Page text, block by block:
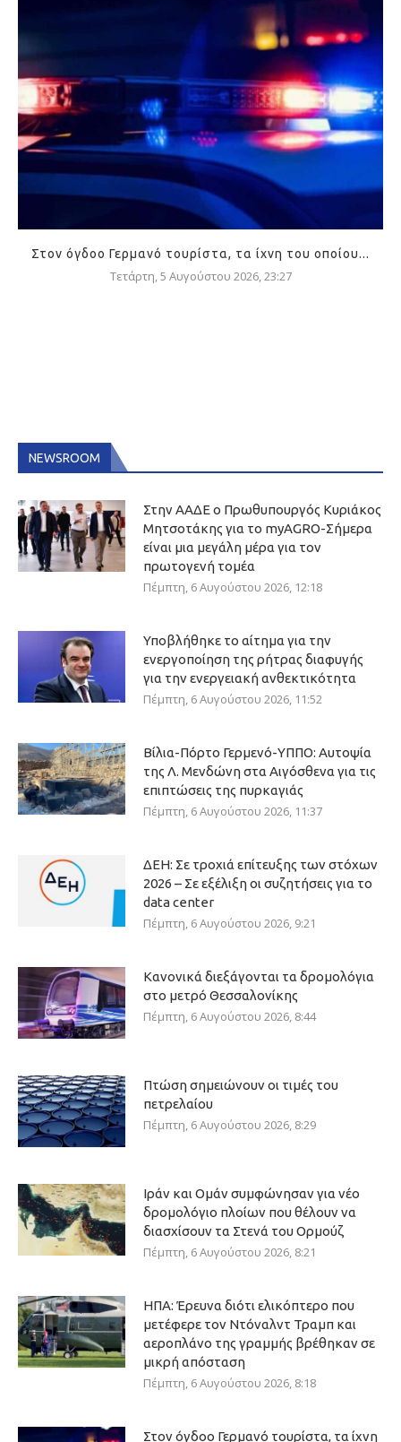
Στον όγδοο Γερμανό τουρίστα, τα ίχνη του οποίου...
Τετάρτη, 5 Αυγούστου 2026, 23:27
NEWSROOM
Στην ΑΑΔΕ ο Πρωθυπουργός Κυριάκος
Μητσοτάκης για το myAGRO-Σήμερα
είναι μια μεγάλη μέρα για τον
πρωτογενή τομέα
Πέμπτη, 6 Αυγούστου 2026, 12:18
Υποβλήθηκε το αίτημα για την
ενεργοποίηση της ρήτρας διαφυγής
για την ενεργειακή ανθεκτικότητα
Πέμπτη, 6 Αυγούστου 2026, 11:52
Βίλια-Πόρτο Γερμενό-ΥΠΠΟ: Αυτοψία
της Λ. Μενδώνη στα Αιγόσθενα για τις
επιπτώσεις της πυρκαγιάς
Πέμπτη, 6 Αυγούστου 2026, 11:37
ΔΕΗ: Σε τροχιά επίτευξης των στόχων
2026 – Σε εξέλιξη οι συζητήσεις για το
data center
Πέμπτη, 6 Αυγούστου 2026, 9:21
Κανονικά διεξάγονται τα δρομολόγια
στο μετρό Θεσσαλονίκης
Πέμπτη, 6 Αυγούστου 2026, 8:44
Πτώση σημειώνουν οι τιμές του
πετρελαίου
Πέμπτη, 6 Αυγούστου 2026, 8:29
Ιράν και Ομάν συμφώνησαν για νέο
δρομολόγιο πλοίων που θέλουν να
διασχίσουν τα Στενά του Ορμούζ
Πέμπτη, 6 Αυγούστου 2026, 8:21
ΗΠΑ: Έρευνα διότι ελικόπτερο που
μετέφερε τον Ντόναλντ Τραμπ και
αεροπλάνο της γραμμής βρέθηκαν σε
μικρή απόσταση
Πέμπτη, 6 Αυγούστου 2026, 8:18
Στον όγδοο Γερμανό τουρίστα, τα ίχνη